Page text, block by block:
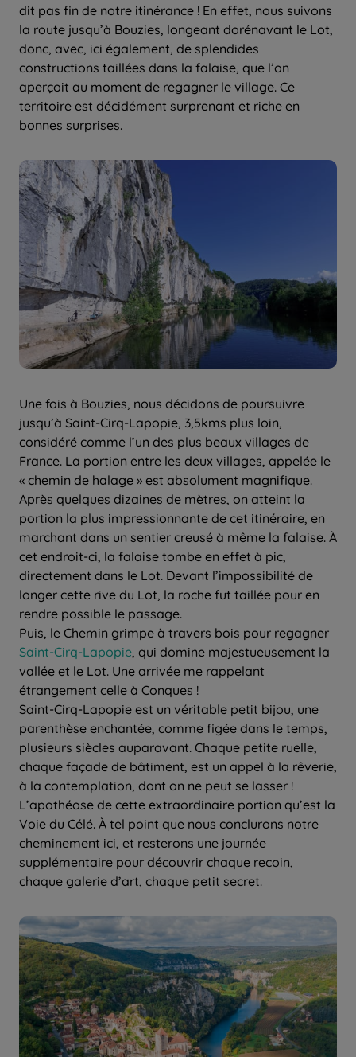
dit pas fin de notre itinérance ! En effet, nous suivons
la route jusqu’à Bouzies, longeant dorénavant le Lot,
donc, avec, ici également, de splendides
constructions taillées dans la falaise, que l’on
aperçoit au moment de regagner le village. Ce
territoire est décidément surprenant et riche en
bonnes surprises.
Une fois à Bouzies, nous décidons de poursuivre
jusqu’à Saint-Cirq-Lapopie, 3,5kms plus loin,
considéré comme l’un des plus beaux villages de
France. La portion entre les deux villages, appelée le
« chemin de halage » est absolument magnifique.
Après quelques dizaines de mètres, on atteint la
portion la plus impressionnante de cet itinéraire, en
marchant dans un sentier creusé à même la falaise. À
cet endroit-ci, la falaise tombe en effet à pic,
directement dans le Lot. Devant l’impossibilité de
longer cette rive du Lot, la roche fut taillée pour en
rendre possible le passage.
Puis, le Chemin grimpe à travers bois pour regagner
Saint-Cirq-Lapopie, qui domine majestueusement la
vallée et le Lot. Une arrivée me rappelant
étrangement celle à Conques !
Saint-Cirq-Lapopie est un véritable petit bijou, une
parenthèse enchantée, comme figée dans le temps,
plusieurs siècles auparavant. Chaque petite ruelle,
chaque façade de bâtiment, est un appel à la rêverie,
à la contemplation, dont on ne peut se lasser !
L’apothéose de cette extraordinaire portion qu’est la
Voie du Célé. À tel point que nous conclurons notre
cheminement ici, et resterons une journée
supplémentaire pour découvrir chaque recoin,
chaque galerie d’art, chaque petit secret.